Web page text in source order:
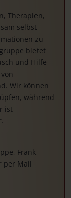
Therapien,
selbst
zu
bietet
und Hilfe
Wir können
während
ist
Frank
per Mail